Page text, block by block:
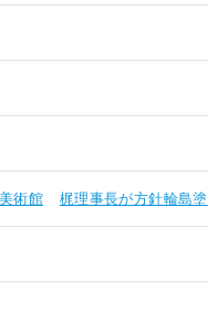
術館 梶理事長が方針輪島塗